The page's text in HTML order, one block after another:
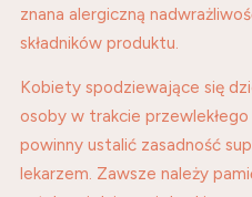
znana alergiczną
składników produktu.
Kobiety spodziewające się
osoby w trakcie
powinny ustalić zasadność
lekarzem. Zawsze należy